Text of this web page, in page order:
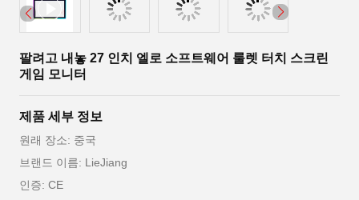
팔려고 내놓 27 인치 엘로 소프트웨어 룰렛 터치 스크린
게임 모니터
제품 세부 정보
원래 장소: 중국
브랜드 이름: LieJiang
인증: CE